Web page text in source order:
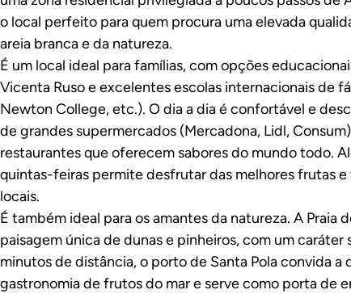
o local perfeito para quem procura uma elevada
areia branca e da natureza.
É um local ideal para famílias, com opções
Vicenta Ruso e excelentes escolas internacionais de
Newton College, etc.). O dia a dia é confortável e
de grandes supermercados (Mercadona, Lidl,
restaurantes que oferecem sabores do mundo todo.
quintas-feiras permite desfrutar das melhores frutas
locais.
É também ideal para os amantes da natureza. A Praia
paisagem única de dunas e pinheiros, com um caráter
minutos de distância, o porto de Santa Pola convida a
gastronomia de frutos do mar e serve como porta de